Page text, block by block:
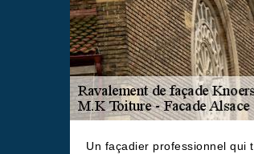
Un façadier professionnel qui